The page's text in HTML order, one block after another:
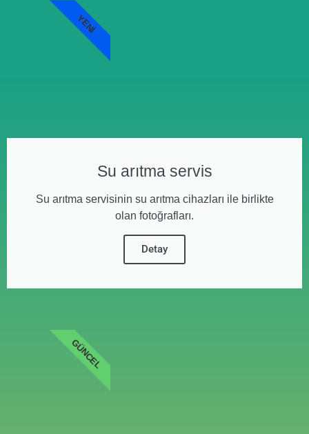
Su arıtma servis
Su arıtma servisinin su arıtma cihazları ile birlikte
olan fotoğrafları.
Detay
YENI
GÜNCEL